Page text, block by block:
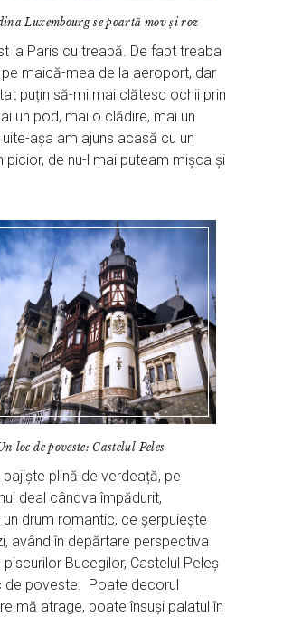
Luxembourg se poartă mov și roz
la Paris cu treabă. De fapt treaba
maică-mea de la aeroport, dar
puțin să-mi mai clătesc ochii prin
un pod, mai o clădire, mai un
așa am ajuns acasă cu un
picior, de nu-l mai puteam mișca și
loc de poveste: Castelul Peles
plină de verdeață, pe
deal cândva împădurit,
drum romantic, ce șerpuiește
având în depărtare perspectiva
piscurilor Bucegilor, Castelul Peleș
de poveste. Poate decorul
mă atrage, poate însuși palatul în